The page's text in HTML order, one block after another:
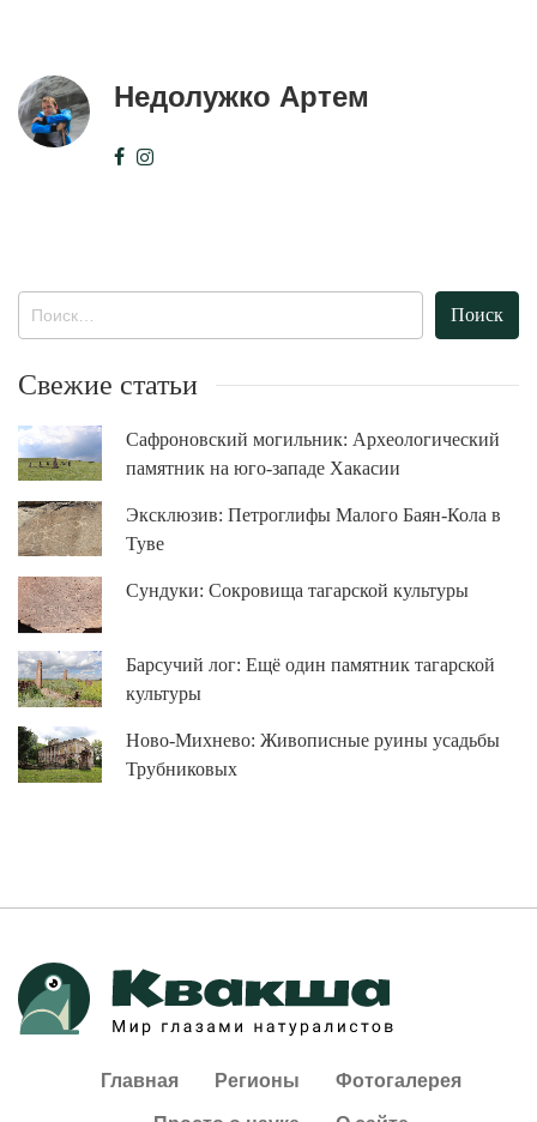
Недолужко Артем
Свежие статьи
Сафроновский могильник: Археологический
памятник на юго-западе Хакасии
Эксклюзив: Петроглифы Малого Баян-Кола в
Туве
Сундуки: Сокровища тагарской культуры
Барсучий лог: Ещё один памятник тагарской
культуры
Ново-Михнево: Живописные руины усадьбы
Трубниковых
Главная Регионы Фотогалерея